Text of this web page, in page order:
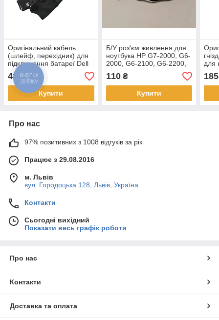
Оригінальний кабель
(шлейф, перехідник) для
підключення батареї Dell
Latitude E5570
(DC020027Q00, 0G6J8P)
435₴
Купити
Б/У роз'єм живлення для
ноутбука HP G7-2000, G6-
2000, G6-2100, G6-2200,
650, 655, CQ58
(CBL00293-0100)
110₴
Купити
для
185
Про нас
97% позитивних з 1008 відгуків за рік
Працює з 29.08.2016
м. Львів
вул. Городоцька 128, Львів, Україна
Контакти
Сьогодні вихідний
Показати весь графік роботи
Про нас
Контакти
Доставка та оплата